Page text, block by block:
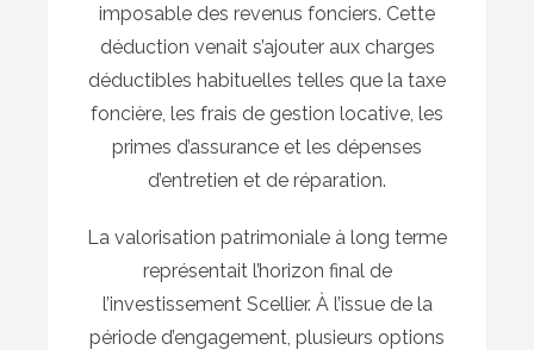
imposable des revenus fonciers. Cette
déduction venait s’ajouter aux charges
déductibles habituelles telles que la taxe
foncière, les frais de gestion locative, les
primes d’assurance et les dépenses
d’entretien et de réparation.
La valorisation patrimoniale à long terme
représentait l’horizon final de
l’investissement Scellier. À l’issue de la
période d’engagement, plusieurs options